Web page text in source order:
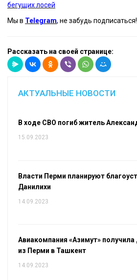
бегущих лосей
Мы в Telegram, не забудь подписаться!
Рассказать на своей странице:
АКТУАЛЬНЫЕ НОВОСТИ
В ходе СВО погиб житель
15.09.2023
Власти Перми планируют
Данилихи
14.09.2023
Авиакомпания «Азимут»
из Перми в Ташкент
14.09.2023